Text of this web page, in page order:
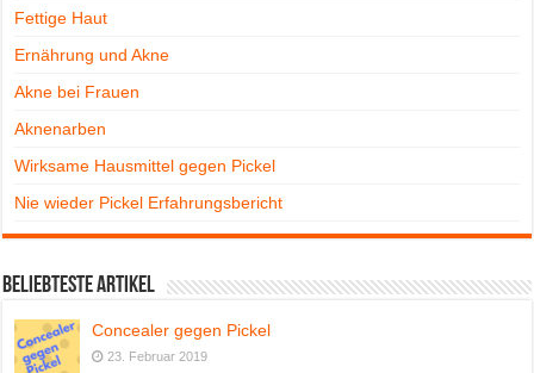
Fettige Haut
Ernährung und Akne
Akne bei Frauen
Aknenarben
Wirksame Hausmittel gegen Pickel
Nie wieder Pickel Erfahrungsbericht
Beliebteste Artikel
Concealer gegen Pickel
23. Februar 2019